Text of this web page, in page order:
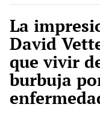
La
David
que vivir
burbuja